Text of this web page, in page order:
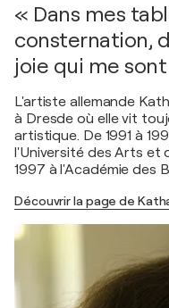
« Dans mes
consternation,
joie qui me
L'artiste allemande
à Dresde où elle vit
artistique. De 1991 à
l'Université des Arts et
1997 à l'Académie des
Découvrir la page de